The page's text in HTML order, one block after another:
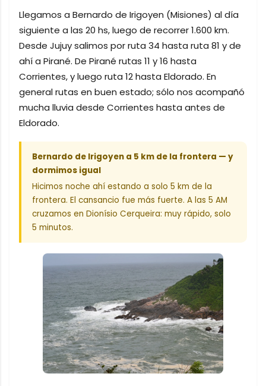
Llegamos a Bernardo de Irigoyen (Misiones) al día
siguiente a las 20 hs, luego de recorrer 1.600 km.
Desde Jujuy salimos por ruta 34 hasta ruta 81 y de
ahí a Pirané. De Pirané rutas 11 y 16 hasta
Corrientes, y luego ruta 12 hasta Eldorado. En
general rutas en buen estado; sólo nos acompañó
mucha lluvia desde Corrientes hasta antes de
Eldorado.
Bernardo de Irigoyen a 5 km de la frontera — y
dormimos igual
Hicimos noche ahí estando a solo 5 km de la
frontera. El cansancio fue más fuerte. A las 5 AM
cruzamos en Dionísio Cerqueira: muy rápido, solo
5 minutos.